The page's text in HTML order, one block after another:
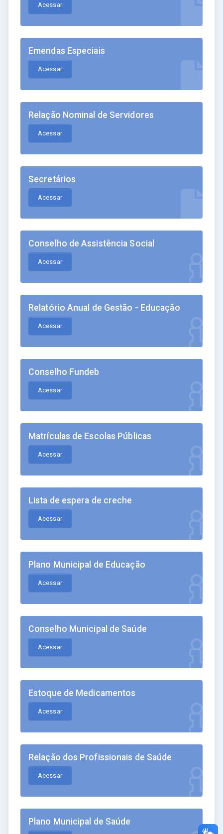
Acessar
Emendas Especiais
Acessar
Relação Nominal de Servidores
Acessar
Secretários
Acessar
Conselho de Assistência Social
Acessar
Relatório Anual de Gestão - Educação
Acessar
Conselho Fundeb
Acessar
Matrículas de Escolas Públicas
Acessar
Lista de espera de creche
Acessar
Plano Municipal de Educação
Acessar
Conselho Municipal de Saúde
Acessar
Estoque de Medicamentos
Acessar
Relação dos Profissionais de Saúde
Acessar
Plano Municipal de Saúde